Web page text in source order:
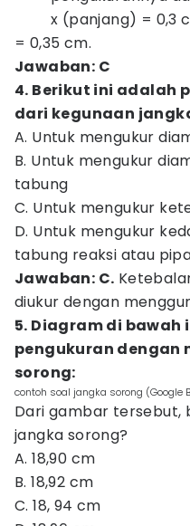
x (panjang) = 0,3
= 0,35 cm.
Jawaban: C
4. Berikut ini adalah
dari kegunaan
A. Untuk mengukur
B. Untuk mengukur
tabung
C. Untuk mengukur
D. Untuk mengukur
tabung reaksi atau
Jawaban: C.
diukur dengan
5. Diagram di
pengukuran dengan
sorong:
contoh soal jangka sorong (Google
Dari gambar tersebut,
jangka sorong?
A. 18,90 cm
B. 18,92 cm
C. 18, 94 cm